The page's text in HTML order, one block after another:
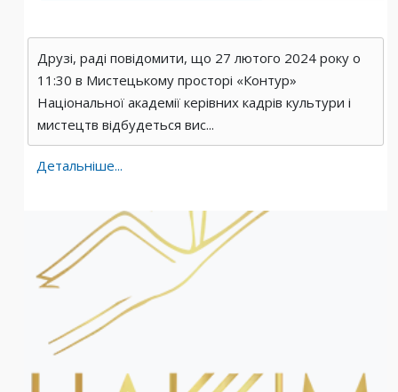
Друзі, раді повідомити, що 27 лютого 2024 року о
11:30 в Мистецькому просторі «Контур»
Національної академії керівних кадрів культури і
мистецтв відбудеться вис...
Детальніше...